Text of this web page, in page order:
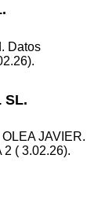
Datos
SL.
JAVIER.
2 ( 3.02.26).